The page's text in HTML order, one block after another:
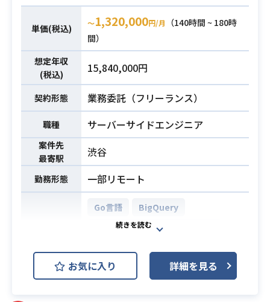
業務内容
・テスト項目署の作成・レビュー
・実施、バグ報告
・開発側へのレビューやフィードバ
ック
・QAプロセスの構築・改善
・改善要望の提案
など、、
エンジニア組織は大手メガベンチャ
ーでのテックリード経験やマネージ
ャー経験のある方が多く
非常に高いレベルでの就業が可能で
す。
【こんな方におすすめ】
・少数精鋭でモダンな技術に触れた
・長期でのご参画ができる方
・プロダクトの体験を意識しながら
開発を進めて行ける方
・toCサービスに関わりたい方
単価(税込) 〜1,320,000円/月
（140時間 ~ 180時
間）
想定年収
(税込)
15,840,000円
契約形態 業務委託（フリーランス）
職種 サーバーサイドエンジニア
案件先
最寄駅
渋谷
勤務形態 一部リモート
Go言語
BigQuery
AWS (Amazon Web Services)
GCP (Google Cloud Platform)
JIRA
Terraform
お気に入り 詳細を見る